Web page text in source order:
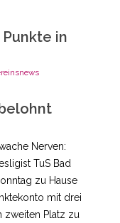
in
Nerven:
TuS Bad
zu Hause
mit drei
zweiten Platz zu